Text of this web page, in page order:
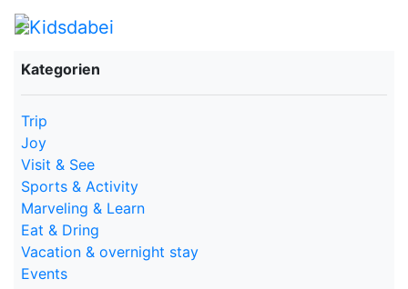
Kategorien
Trip
Joy
Visit & See
Sports & Activity
Marveling & Learn
Eat & Dring
Vacation & overnight stay
Events